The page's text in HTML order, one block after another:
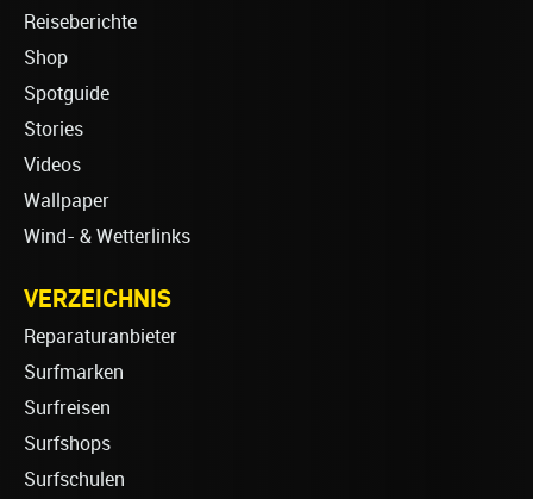
Reiseberichte
Shop
Spotguide
Stories
Videos
Wallpaper
Wind- & Wetterlinks
VERZEICHNIS
Reparaturanbieter
Surfmarken
Surfreisen
Surfshops
Surfschulen